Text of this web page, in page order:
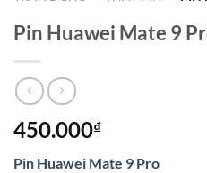
Pin Huawei Mate 9
450.000₫
Pin Huawei Mate 9 Pro